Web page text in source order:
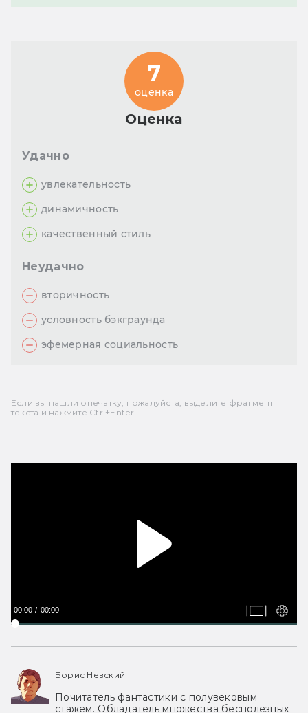
Оценка
7
оценка
Удачно
увлекательность
динамичность
качественный стиль
Неудачно
вторичность
условность бэкграунда
эфемерная социальность
Если вы нашли опечатку, пожалуйста, выделите фрагмент
текста и нажмите Ctrl+Enter.
00:00 00:00
Борис Невский
Почитатель фантастики с полувековым
стажем. Обладатель множества бесполезных